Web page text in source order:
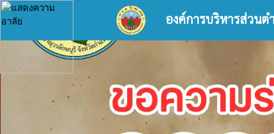
องค์การบริหารส่วน